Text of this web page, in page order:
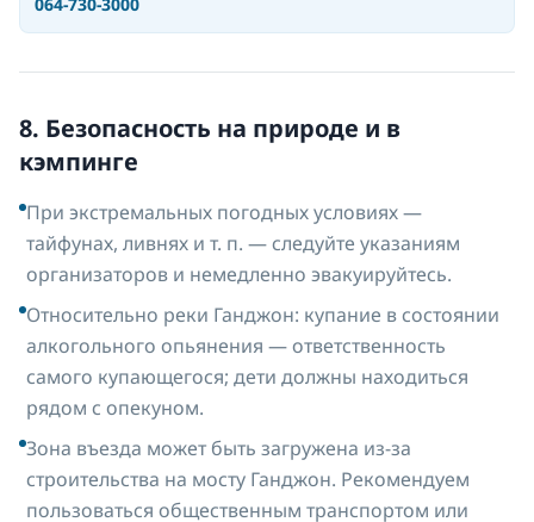
8. Безопасность на природе и в
кэмпинге
При экстремальных погодных условиях —
тайфунах, ливнях и т. п. — следуйте указаниям
организаторов и немедленно эвакуируйтесь.
Относительно реки Ганджон: купание в состоянии
алкогольного опьянения — ответственность
самого купающегося; дети должны находиться
рядом с опекуном.
Зона въезда может быть загружена из-за
строительства на мосту Ганджон. Рекомендуем
пользоваться общественным транспортом или